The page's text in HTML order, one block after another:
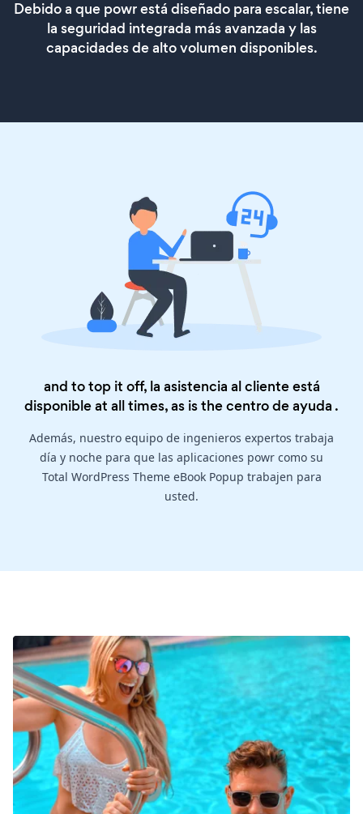
Debido a que powr está diseñado para escalar, tiene
la seguridad integrada más avanzada y las
capacidades de alto volumen disponibles.
and to top it off, la asistencia al cliente está
disponible at all times, as is thecentro de ayuda .
Además, nuestro equipo de ingenieros expertos trabaja
día y noche para que las aplicaciones powr como su
Total WordPress Theme eBook Popup trabajen para
usted.